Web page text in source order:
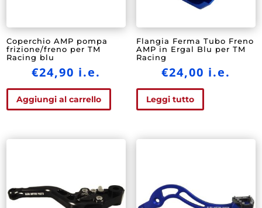
Coperchio AMP pompa
frizione/freno per TM
Racing blu
€24,90 i.e.
Aggiungi al carrello
Flangia Ferma Tubo Freno
AMP in Ergal Blu per TM
Racing
€24,00 i.e.
Leggi tutto